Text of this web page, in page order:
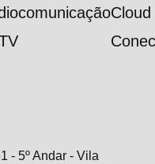
Cloud
- 5º Andar - Vila